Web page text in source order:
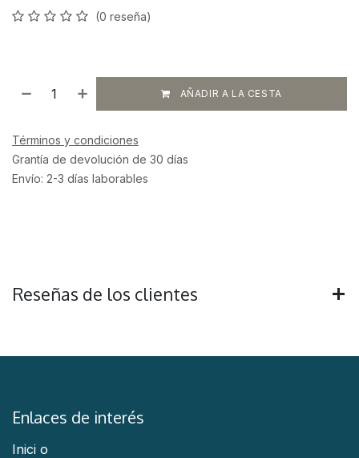
(0 reseña)
AÑADIR A LA CESTA
Términos y condiciones
Grantía de devolución de 30 días
Envío: 2-3 días laborables
Reseñas de los clientes
Enlaces de interés
Inici o